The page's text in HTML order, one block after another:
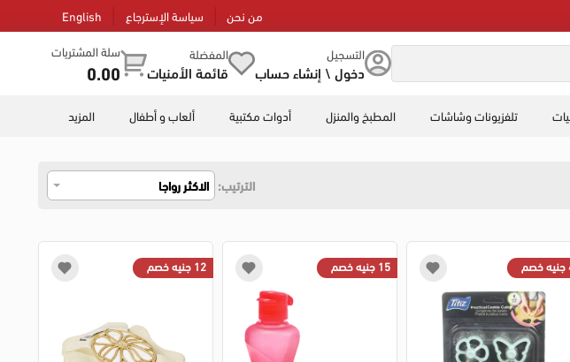
من نحن سياسة الإسترجاع English
التسجيل
دخول \ إنشاء حساب
المفضلة
قائمة الأمنيات
سلة المشتريات
0.00
تلفزيونات وشاشات المطبخ والمنزل أدوات مكتبية ألعاب و أطفال المزيد
الترتيب: الاكثر رواجا
15 جنيه خصم 12 جنيه خصم